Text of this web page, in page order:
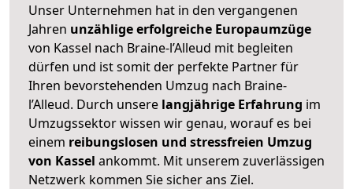
Unser Unternehmen hat in den vergangenen
Jahren unzählige erfolgreiche Europaumzüge
von Kassel nach Braine-l’Alleud mit begleiten
dürfen und ist somit der perfekte Partner für
Ihren bevorstehenden Umzug nach Braine-
l’Alleud. Durch unsere langjährige Erfahrung im
Umzugssektor wissen wir genau, worauf es bei
einem reibungslosen und stressfreien Umzug
von Kassel ankommt. Mit unserem zuverlässigen
Netzwerk kommen Sie sicher ans Ziel.